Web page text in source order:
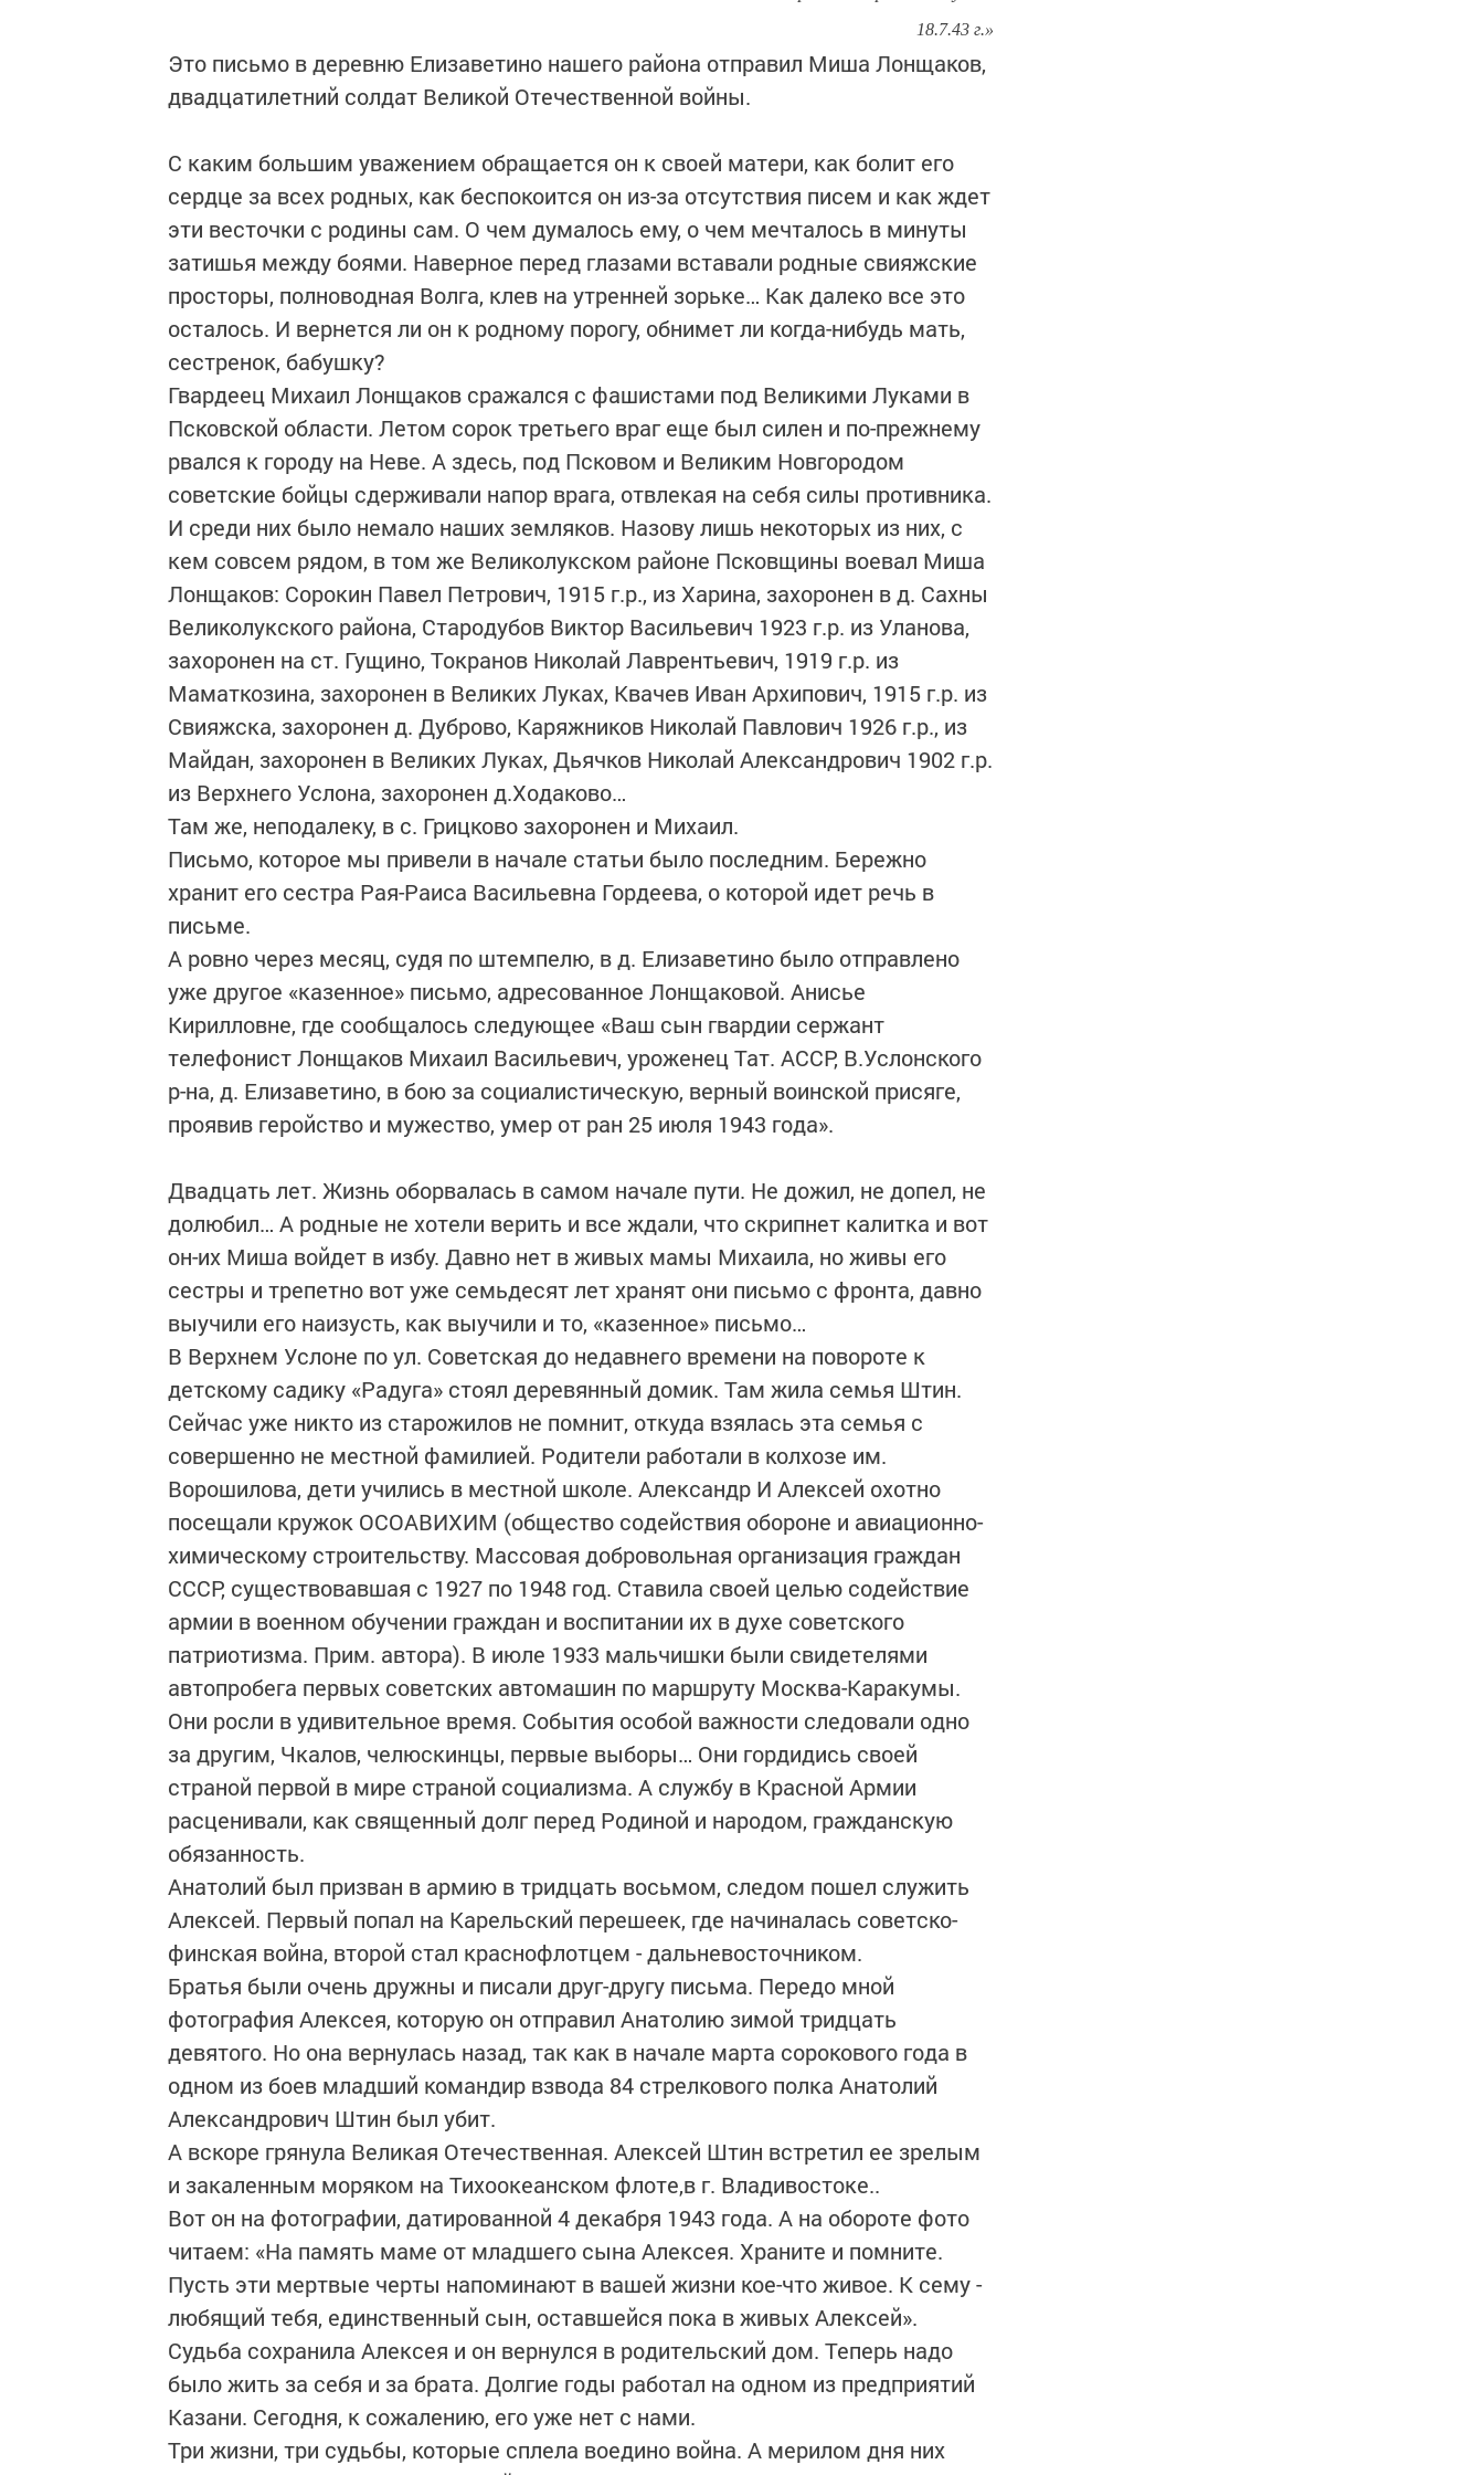
18.7.43 г.»
Это письмо в деревню Елизаветино нашего района отправил Миша Лонщаков,
двадцатилетний солдат Великой Отечественной войны.
С каким большим уважением обращается он к своей матери, как болит его
сердце за всех родных, как беспокоится он из-за отсутствия писем и как ждет
эти весточки с родины сам. О чем думалось ему, о чем мечталось в минуты
затишья между боями. Наверное перед глазами вставали родные свияжские
просторы, полноводная Волга, клев на утренней зорьке… Как далеко все это
осталось. И вернется ли он к родному порогу, обнимет ли когда-нибудь мать,
сестренок, бабушку?
Гвардеец Михаил Лонщаков сражался с фашистами под Великими Луками в
Псковской области. Летом сорок третьего враг еще был силен и по-прежнему
рвался к городу на Неве. А здесь, под Псковом и Великим Новгородом
советские бойцы сдерживали напор врага, отвлекая на себя силы противника.
И среди них было немало наших земляков. Назову лишь некоторых из них, с
кем совсем рядом, в том же Великолукском районе Псковщины воевал Миша
Лонщаков: Сорокин Павел Петрович, 1915 г.р., из Харина, захоронен в д. Сахны
Великолукского района, Стародубов Виктор Васильевич 1923 г.р. из Уланова,
захоронен на ст. Гущино, Токранов Николай Лаврентьевич, 1919 г.р. из
Маматкозина, захоронен в Великих Луках, Квачев Иван Архипович, 1915 г.р. из
Свияжска, захоронен д. Дуброво, Каряжников Николай Павлович 1926 г.р., из
Майдан, захоронен в Великих Луках, Дьячков Николай Александрович 1902 г.р.
из Верхнего Услона, захоронен д.Ходаково…
Там же, неподалеку, в с. Грицково захоронен и Михаил.
Письмо, которое мы привели в начале статьи было последним. Бережно
хранит его сестра Рая-Раиса Васильевна Гордеева, о которой идет речь в
письме.
А ровно через месяц, судя по штемпелю, в д. Елизаветино было отправлено
уже другое «казенное» письмо, адресованное Лонщаковой. Анисье
Кирилловне, где сообщалось следующее «Ваш сын гвардии сержант
телефонист Лонщаков Михаил Васильевич, уроженец Тат. АССР, В.Услонского
р-на, д. Елизаветино, в бою за социалистическую, верный воинской присяге,
проявив геройство и мужество, умер от ран 25 июля 1943 года».
Двадцать лет. Жизнь оборвалась в самом начале пути. Не дожил, не допел, не
долюбил… А родные не хотели верить и все ждали, что скрипнет калитка и вот
он-их Миша войдет в избу. Давно нет в живых мамы Михаила, но живы его
сестры и трепетно вот уже семьдесят лет хранят они письмо с фронта, давно
выучили его наизусть, как выучили и то, «казенное» письмо…
В Верхнем Услоне по ул. Советская до недавнего времени на повороте к
детскому садику «Радуга» стоял деревянный домик. Там жила семья Штин.
Сейчас уже никто из старожилов не помнит, откуда взялась эта семья с
совершенно не местной фамилией. Родители работали в колхозе им.
Ворошилова, дети учились в местной школе. Александр И Алексей охотно
посещали кружок ОСОАВИХИМ (общество содействия обороне и авиационно-
химическому строительству. Массовая добровольная организация граждан
СССР, существовавшая с 1927 по 1948 год. Ставила своей целью содействие
армии в военном обучении граждан и воспитании их в духе советского
патриотизма. Прим. автора). В июле 1933 мальчишки были свидетелями
автопробега первых советских автомашин по маршруту Москва-Каракумы.
Они росли в удивительное время. События особой важности следовали одно
за другим, Чкалов, челюскинцы, первые выборы… Они гордидись своей
страной первой в мире страной социализма. А службу в Красной Армии
расценивали, как священный долг перед Родиной и народом, гражданскую
обязанность.
Анатолий был призван в армию в тридцать восьмом, следом пошел служить
Алексей. Первый попал на Карельский перешеек, где начиналась советско-
финская война, второй стал краснофлотцем - дальневосточником.
Братья были очень дружны и писали друг-другу письма. Передо мной
фотография Алексея, которую он отправил Анатолию зимой тридцать
девятого. Но она вернулась назад, так как в начале марта сорокового года в
одном из боев младший командир взвода 84 стрелкового полка Анатолий
Александрович Штин был убит.
А вскоре грянула Великая Отечественная. Алексей Штин встретил ее зрелым
и закаленным моряком на Тихоокеанском флоте,в г. Владивостоке..
Вот он на фотографии, датированной 4 декабря 1943 года. А на обороте фото
читаем: «На память маме от младшего сына Алексея. Храните и помните.
Пусть эти мертвые черты напоминают в вашей жизни кое-что живое. К сему -
любящий тебя, единственный сын, оставшейся пока в живых Алексей».
Судьба сохранила Алексея и он вернулся в родительский дом. Теперь надо
было жить за себя и за брата. Долгие годы работал на одном из предприятий
Казани. Сегодня, к сожалению, его уже нет с нами.
Три жизни, три судьбы, которые сплела воедино война. А мерилом дня них